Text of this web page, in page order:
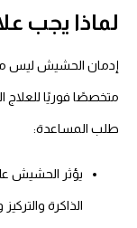
لماذا يجب
إدمان الحشيش ليس
متخصصًا فوريًا للعلاج
طلب المساعدة:
يؤثر الحشيش
الذاكرة